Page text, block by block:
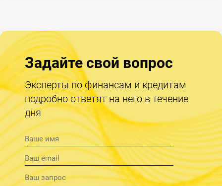
Задайте свой вопрос
Эксперты по финансам и кредитам
подробно ответят на него в течение
дня